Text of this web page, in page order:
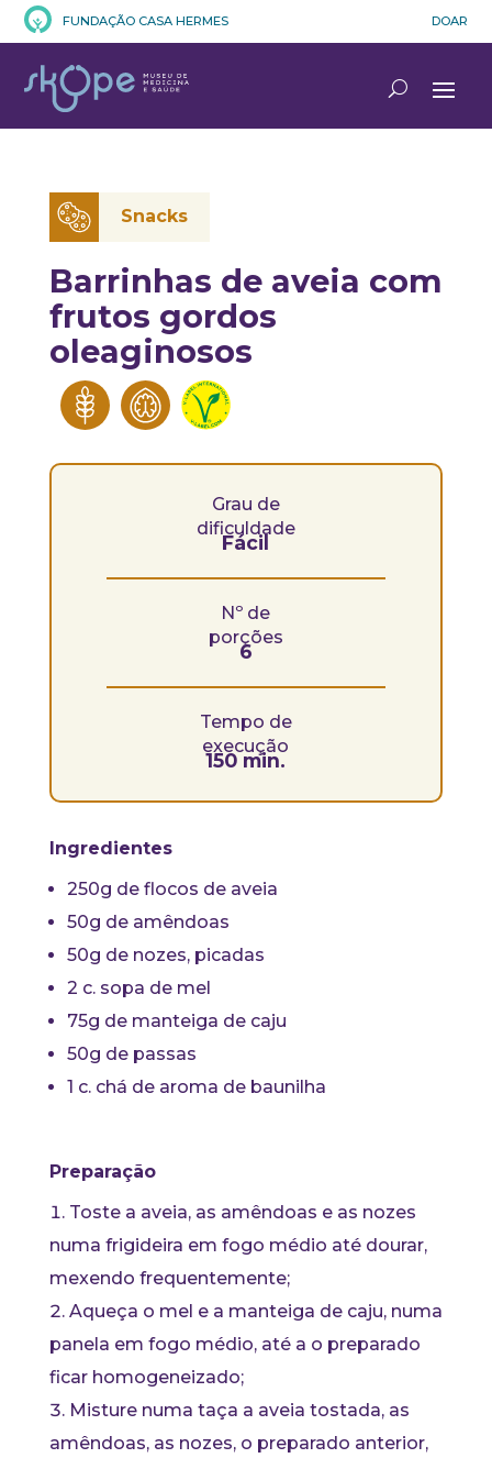
FUNDAÇÃO CASA HERMES DOAR
Snacks
Barrinhas de aveia com
frutos gordos
oleaginosos
Grau de
dificuldade
Fácil
Nº de
porções
6
Tempo de
execução
150 min.
Ingredientes
250g de flocos de aveia
50g de amêndoas
50g de nozes, picadas
2 c. sopa de mel
75g de manteiga de caju
50g de passas
1 c. chá de aroma de baunilha
Preparação
Toste a aveia, as amêndoas e as nozes
numa frigideira em fogo médio até dourar,
mexendo frequentemente;
Aqueça o mel e a manteiga de caju, numa
panela em fogo médio, até a o preparado
ficar homogeneizado;
Misture numa taça a aveia tostada, as
amêndoas, as nozes, o preparado anterior,